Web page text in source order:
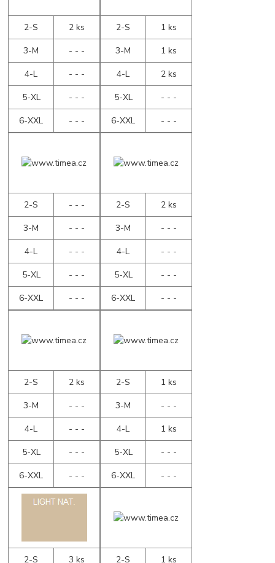
2-S
2 ks
3-M
- - -
4-L
- - -
5-XL
- - -
6-XXL
- - -
2-S
1 ks
3-M
1 ks
4-L
2 ks
5-XL
- - -
6-XXL
- - -
2-S
- - -
3-M
- - -
4-L
- - -
5-XL
- - -
6-XXL
- - -
2-S
2 ks
3-M
- - -
4-L
- - -
5-XL
- - -
6-XXL
- - -
2-S
2 ks
3-M
- - -
4-L
- - -
5-XL
- - -
6-XXL
- - -
2-S
1 ks
3-M
- - -
4-L
1 ks
5-XL
- - -
6-XXL
- - -
2-S
3 ks
2-S
1 ks